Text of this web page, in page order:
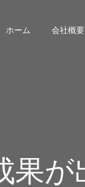
ホーム 会社概要
果が